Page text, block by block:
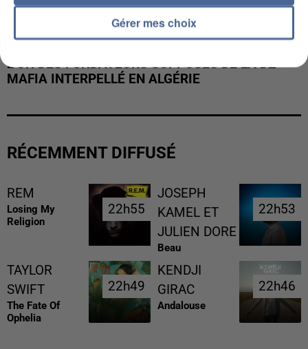
L’UN DES FONDATEURS SUPPOSÉS DE LA DZ
MAFIA INTERPELLÉ EN ALGÉRIE
RÉCEMMENT DIFFUSÉ
REM
Losing My
Religion
22h55
22h55
JOSEPH
KAMEL ET
JULIEN DORE
Beau
22h53
22h53
TAYLOR
SWIFT
The Fate Of
Ophelia
22h49
22h49
KENDJI
GIRAC
Andalouse
22h46
22h46
Gérer mes choix